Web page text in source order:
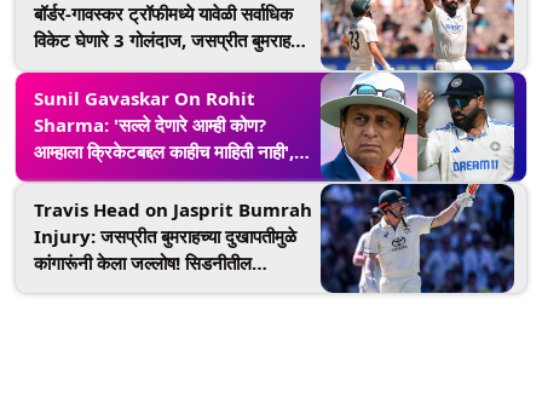
बॉर्डर-गावस्कर ट्रॉफीमध्ये यावेळी सर्वाधिक
विकेट घेणारे 3 गोलंदाज, जसप्रीत बुमराह
पहिल्या स्थानी
Sunil Gavaskar On Rohit
Sharma: 'सल्ले देणारे आम्ही कोण?
आम्हाला क्रिकेटबद्दल काहीच माहिती नाही',
सुनील गावस्कर यांचा रोहित शर्माला टोमणा
Travis Head on Jasprit Bumrah
Injury: जसप्रीत बुमराहच्या दुखापतीमुळे
कांगारूंनी केला जल्लोष! सिडनीतील